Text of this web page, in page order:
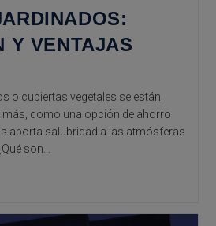
Y VENTAJAS
o cubiertas vegetales se están
más, como una opción de ahorro
aporta salubridad a las atmósferas
son…